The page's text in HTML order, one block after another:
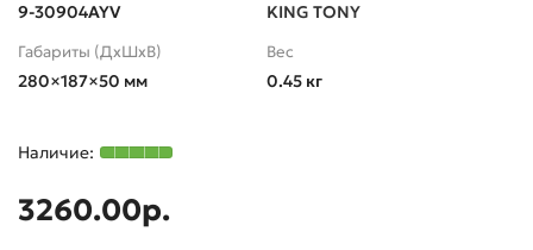
9-30904AYV KING TONY
Габариты (ДхШхВ)
280×187×50 мм
Вес
0.45 кг
3260.00р.